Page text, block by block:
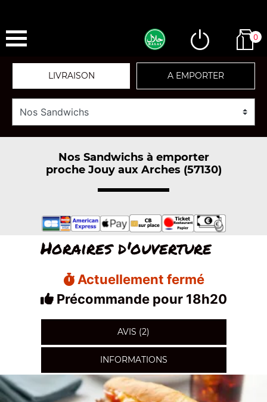
0
LIVRAISON A EMPORTER
Nos Sandwichs à emporter
proche Jouy aux Arches (57130)
Horaires d'ouverture
Actuellement fermé
Précommande pour 18h20
AVIS (2)
INFORMATIONS